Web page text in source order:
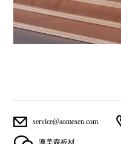
service@aomesen.com